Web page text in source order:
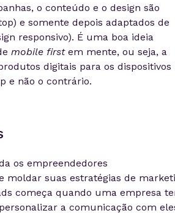
o conteúdo e o design são
e somente depois adaptados de
responsivo). É uma boa ideia
mobile first em mente, ou seja, a
digitais para os dispositivos
e não o contrário.
os empreendedores
moldar suas estratégias de
começa quando uma empresa
a comunicação com